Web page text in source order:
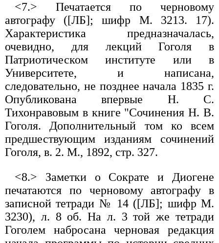
<7.> Печатается по черновому
автографу ([ЛБ]; шифр М. 3213. 17).
Характеристика предназначалась,
очевидно, для лекций Гоголя в
Патриотическом институте или в
Университете, и написана,
следовательно, не позднее начала 1835 г.
Опубликована впервые Н. С.
Тихонравовым в книге "Сочинения Н. В.
Гоголя. Дополнительный том ко всем
предшествующим изданиям сочинений
Гоголя, в. 2. М., 1892, стр. 327.
<8.> Заметки о Сократе и Диогене
печатаются по черновому автографу в
записной тетради № 14 ([ЛБ]; шифр М.
3230), л. 8 об. На л. 3 той же тетради
Гоголем набросана черновая редакция